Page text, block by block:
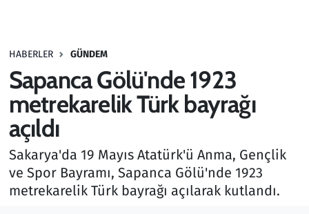
HABERLER GÜNDEM
Sapanca Gölü'nde 1923
metrekarelik Türk bayrağı
açıldı
Sakarya'da 19 Mayıs Atatürk'ü Anma, Gençlik
ve Spor Bayramı, Sapanca Gölü'nde 1923
metrekarelik Türk bayrağı açılarak kutlandı.
Haber
Kültür Sanat
Kurumsal Haberler
Lezzet Durağı
Memur ve Kamu